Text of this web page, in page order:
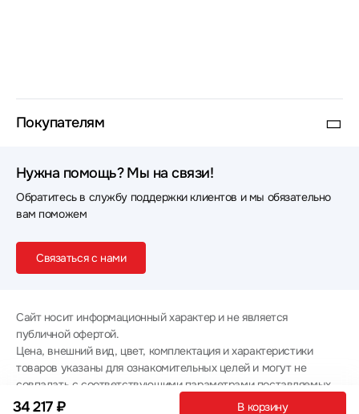
34 217 ₽ В корзину
Покупателям
Нужна помощь? Мы на связи!
Обратитесь в службу поддержки клиентов и мы обязательно
вам поможем
Связаться с нами
Сайт носит информационный характер и не является
публичной офертой.
Цена, внешний вид, цвет, комплектация и характеристики
товаров указаны для ознакомительных целей и могут не
совпадать с соответствующими параметрами поставляемых
товаров - уточняйте информацию у менеджера при